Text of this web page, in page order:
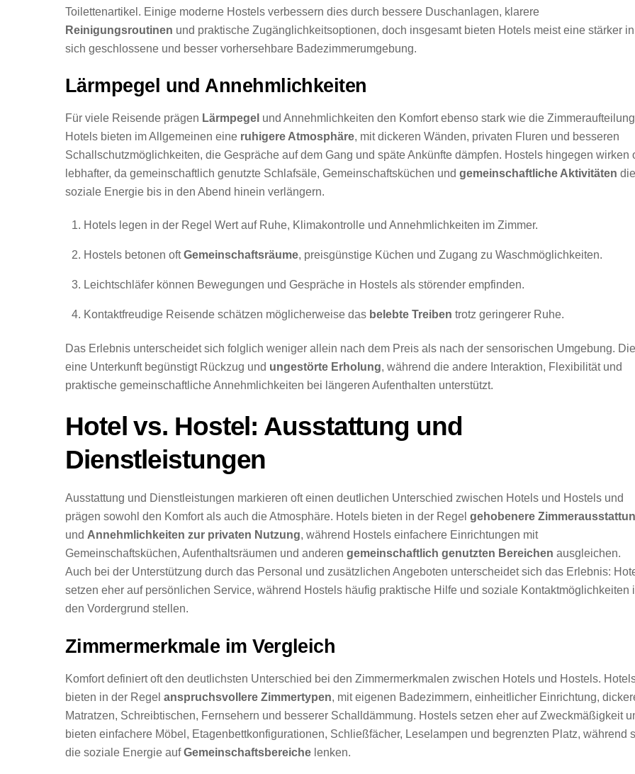
Toilettenartikel. Einige moderne Hostels verbessern dies durch bessere Duschanlagen, klarere
Reinigungsroutinen und praktische Zugänglichkeitsoptionen, doch insgesamt bieten Hotels meist eine stärker in
sich geschlossene und besser vorhersehbare Badezimmerumgebung.
Lärmpegel und Annehmlichkeiten
Für viele Reisende prägen Lärmpegel und Annehmlichkeiten den Komfort ebenso stark wie die
Hotels bieten im Allgemeinen eine ruhigere Atmosphäre, mit dickeren Wänden, privaten Fluren und besseren
Schallschutzmöglichkeiten, die Gespräche auf dem Gang und späte Ankünfte dämpfen. Hostels hingegen wirken
lebhafter, da gemeinschaftlich genutzte Schlafsäle, Gemeinschaftsküchen und gemeinschaftliche Aktivitäten die
soziale Energie bis in den Abend hinein verlängern.
Hotels legen in der Regel Wert auf Ruhe, Klimakontrolle und Annehmlichkeiten im Zimmer.
Hostels betonen oftGemeinschaftsräume, preisgünstige Küchen und Zugang zu Waschmöglichkeiten.
Leichtschläfer können Bewegungen und Gespräche in Hostels als störender empfinden.
Kontaktfreudige Reisende schätzen möglicherweise das belebte Treiben trotz geringerer Ruhe.
Das Erlebnis unterscheidet sich folglich weniger allein nach dem Preis als nach der sensorischen Umgebung. Die
eine Unterkunft begünstigt Rückzug und ungestörte Erholung, während die andere Interaktion, Flexibilität und
praktische gemeinschaftliche Annehmlichkeiten bei längeren Aufenthalten unterstützt.
Hotel vs. Hostel: Ausstattung und
Dienstleistungen
Ausstattung und Dienstleistungen markieren oft einen deutlichen Unterschied zwischen Hotels und Hostels und
prägen sowohl den Komfort als auch die Atmosphäre. Hotels bieten in der Regel gehobenere
und Annehmlichkeiten zur privaten Nutzung, während Hostels einfachere Einrichtungen mit
Gemeinschaftsküchen, Aufenthaltsräumen und anderen gemeinschaftlich genutzten Bereichen ausgleichen.
Auch bei der Unterstützung durch das Personal und zusätzlichen Angeboten unterscheidet sich das Erlebnis:
setzen eher auf persönlichen Service, während Hostels häufig praktische Hilfe und soziale Kontaktmöglichkeiten
den Vordergrund stellen.
Zimmermerkmale im Vergleich
Komfort definiert oft den deutlichsten Unterschied bei den Zimmermerkmalen zwischen Hotels und Hostels.
bieten in der Regel anspruchsvollere Zimmertypen, mit eigenen Badezimmern, einheitlicher Einrichtung,
Matratzen, Schreibtischen, Fernsehern und besserer Schalldämmung. Hostels setzen eher auf Zweckmäßigkeit
bieten einfachere Möbel, Etagenbettkonfigurationen, Schließfächer, Leselampen und begrenzten Platz, während
die soziale Energie aufGemeinschaftsbereiche lenken.